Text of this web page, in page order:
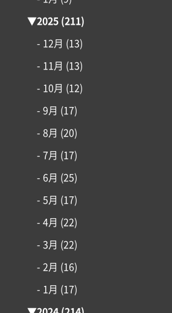
はじめての家づくり
アイフルホームについて
リフォーム・リノベーション
土地情報
▼2025(211)
- 12月 (13)
- 11月 (13)
- 10月 (12)
- 9月 (17)
- 8月 (20)
- 7月 (17)
- 6月 (25)
- 5月 (17)
- 4月 (22)
- 3月 (22)
- 2月 (16)
- 1月 (17)